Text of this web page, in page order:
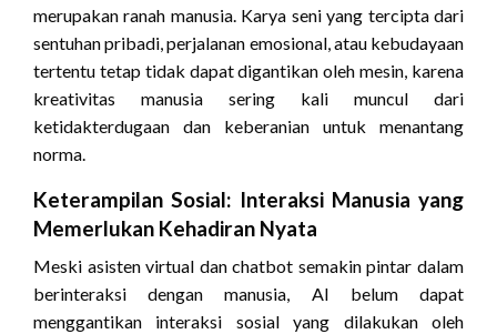
merupakan ranah manusia. Karya seni yang tercipta dari
sentuhan pribadi, perjalanan emosional, atau kebudayaan
tertentu tetap tidak dapat digantikan oleh mesin, karena
kreativitas manusia sering kali muncul dari
ketidakterdugaan dan keberanian untuk menantang
norma.
Keterampilan Sosial: Interaksi Manusia yang
Memerlukan Kehadiran Nyata
Meski asisten virtual dan chatbot semakin pintar dalam
berinteraksi dengan manusia, AI belum dapat
menggantikan interaksi sosial yang dilakukan oleh